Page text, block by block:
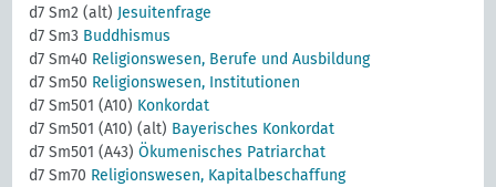
d7 Sm2 (alt) Jesuitenfrage
d7 Sm3 Buddhismus
d7 Sm40 Religionswesen, Berufe und Ausbildung
d7 Sm50 Religionswesen, Institutionen
d7 Sm501 (A10) Konkordat
d7 Sm501 (A10) (alt) Bayerisches Konkordat
d7 Sm501 (A43)Ökumenisches Patriarchat
d7 Sm70 Religionswesen, Kapitalbeschaffung